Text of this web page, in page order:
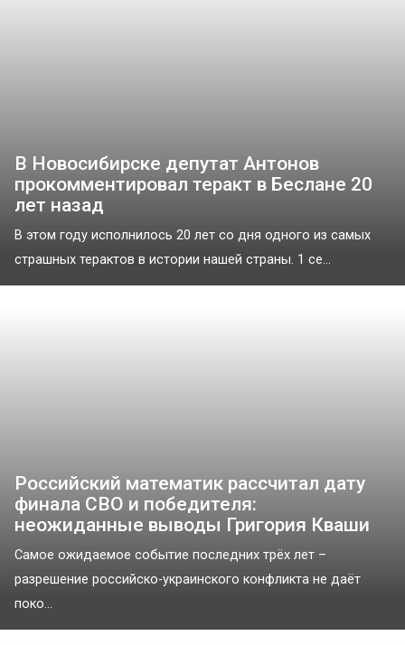
В Новосибирске депутат Антонов
прокомментировал теракт в Беслане 20
лет назад
В этом году исполнилось 20 лет со дня одного из самых
страшных терактов в истории нашей страны. 1 се...
Российский математик рассчитал дату
финала СВО и победителя:
неожиданные выводы Григория Кваши
Самое ожидаемое событие последних трёх лет –
разрешение российско-украинского конфликта не даёт
поко...